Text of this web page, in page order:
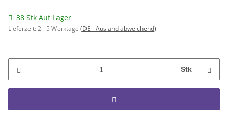
38 Stk Auf Lager
Lieferzeit:2 - 5 Werktage (DE - Ausland abweichend)
Stk